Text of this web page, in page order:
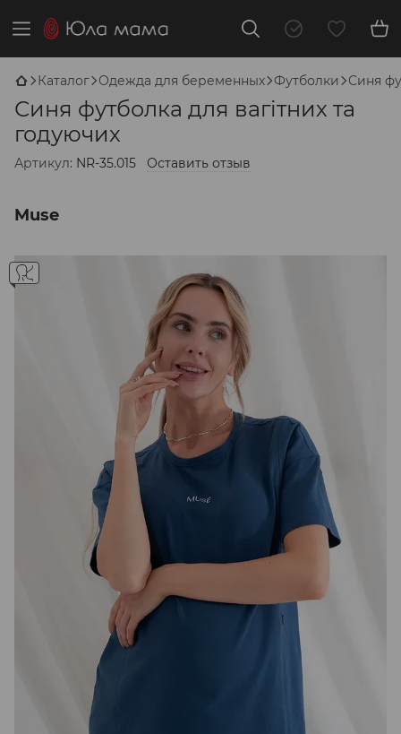
Каталог Одежда для беременных Футболки Синя
Синя футболка для вагітних та
годуючих
Артикул: NR-35.015 Оставить отзыв
Muse